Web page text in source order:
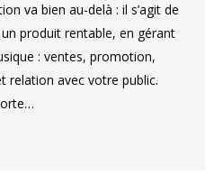
va bien au-delà : il s’agit de
produit rentable, en gérant
: ventes, promotion,
relation avec votre public.